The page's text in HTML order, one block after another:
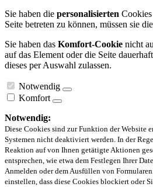
Sie haben die personalisierten
Seite betreten zu können, müssen sie
Sie haben das Komfort-Cookie nicht
auf das Element oder die Seite
dieses per Auswahl zulassen.
Notwendig
Komfort
Notwendig:
Diese Cookies sind zur Funktion der Website
Systemen nicht deaktiviert werden. In der
Reaktion auf von Ihnen getätigte Aktionen
entsprechen, wie etwa dem Festlegen Ihrer
Anmelden oder dem Ausfüllen von
einstellen, dass diese Cookies blockiert oder